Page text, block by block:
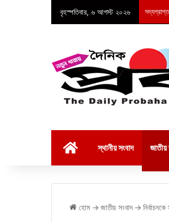
বৃহস্পতিবার, ৬ আগস্ট ২০২৬
স্থানীয় সংবাদ জাতীয়
হোম → জাতীয় সংবাদ →